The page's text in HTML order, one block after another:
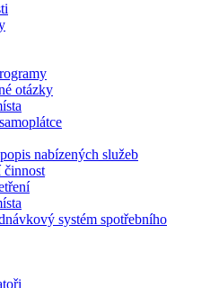
otázky
nabízených služeb
činnost
systém spotřebního